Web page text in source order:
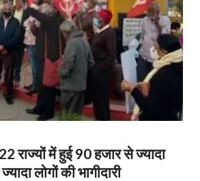
राज्यों में हुई 90 हजार से ज्यादा
लोगों की भागीदारी